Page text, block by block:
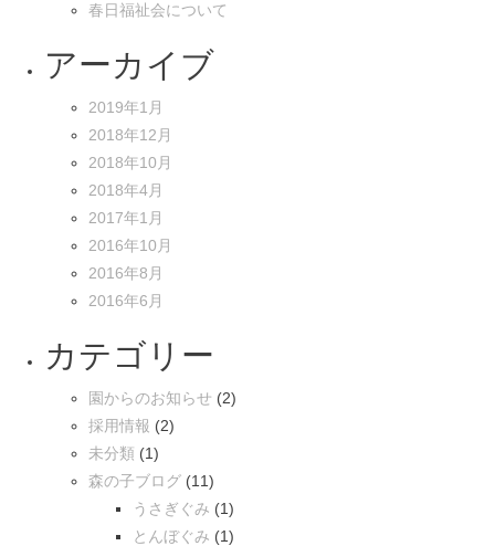
春日福祉会について
アーカイブ
2019年1月
2018年12月
2018年10月
2018年4月
2017年1月
2016年10月
2016年8月
2016年6月
カテゴリー
園からのお知らせ (2)
採用情報 (2)
未分類 (1)
森の子ブログ (11)
うさぎぐみ (1)
とんぼぐみ (1)